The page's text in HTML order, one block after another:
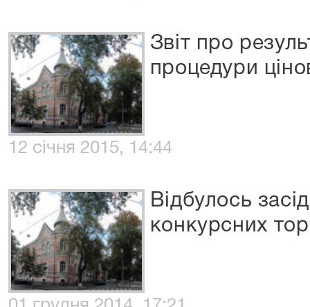
Звіт про
процедури
12 січня 2015, 14:44
Відбулось
конкурсних